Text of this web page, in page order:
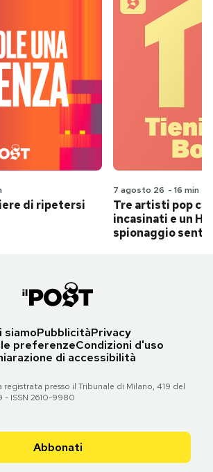
di ripetersi
7 agosto 26 - 16 min
Tre artisti pop
incasinati e un
spionaggio
siamoPubblicitàPrivacy
preferenzeCondizioni d'uso
di accessibilità
registrata presso il Tribunale di Milano, 419 del
ISSN 2610-9980
Abbonati